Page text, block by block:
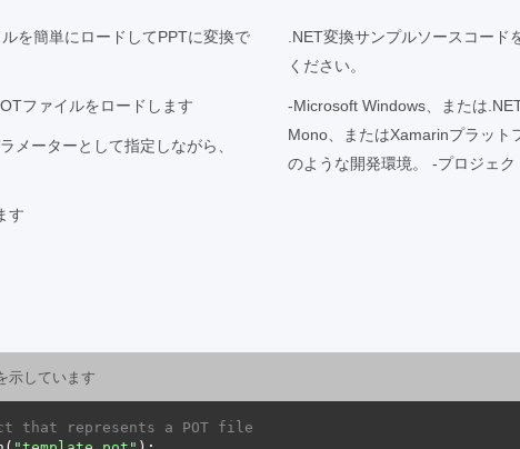
を簡単にロードしてPPTに変換で
ファイルをロードします
メーターとして指定しながら、
す
.NET変換サンプルソースコー
ください。
-Microsoft Windows、または
Mono、またはXamarinプラット
のような開発環境。 -プロジェ
示しています
that represents a POT file